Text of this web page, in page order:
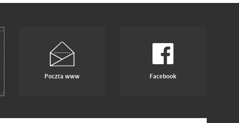
Poczta www Facebook